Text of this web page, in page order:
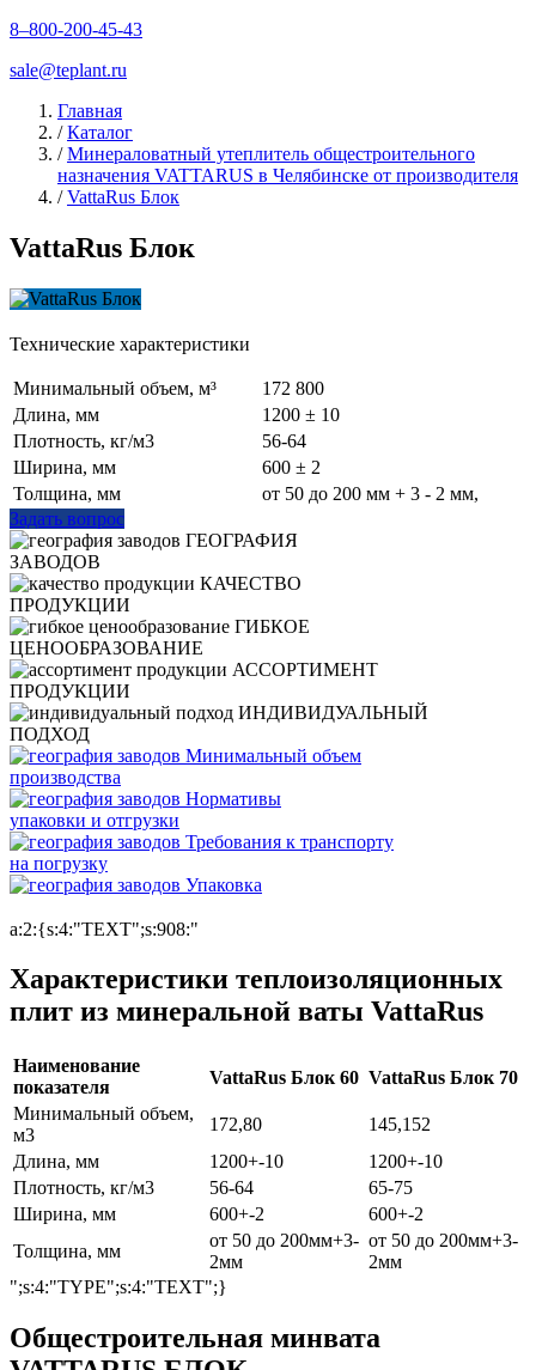
8–800-200-45-43
sale@teplant.ru
Главная
/ Каталог
/ Минераловатный утеплитель общестроительного
назначения VATTARUS в Челябинске от производителя
/ VattaRus Блок
VattaRus Блок
Технические характеристики
Минимальный объем, м³
172 800
Длина, мм
1200 ± 10
Плотность, кг/м3
56-64
Ширина, мм
600 ± 2
Толщина, мм
от 50 до 200 мм + 3 - 2 мм,
Задать вопрос
ГЕОГРАФИЯ
ЗАВОДОВ
КАЧЕСТВО
ПРОДУКЦИИ
ГИБКОЕ
ЦЕНООБРАЗОВАНИЕ
АССОРТИМЕНТ
ПРОДУКЦИИ
ИНДИВИДУАЛЬНЫЙ
ПОДХОД
Минимальный объем
производства
Нормативы
упаковки и отгрузки
Требования к транспорту
на погрузку
Упаковка
a:2:{s:4:"TEXT";s:908:"
Характеристики теплоизоляционных
плит из минеральной ваты VattaRus
Наименование
показателя
VattaRus Блок 60 VattaRus Блок 70
Минимальный объем,
м3
172,80
145,152
Длина, мм
1200+-10
1200+-10
Плотность, кг/м3
56-64
65-75
Ширина, мм
600+-2
600+-2
Толщина, мм
от 50 до 200мм+3-
2мм
от 50 до 200мм+3-
2мм
";s:4:"TYPE";s:4:"TEXT";}
Общестроительная минвата